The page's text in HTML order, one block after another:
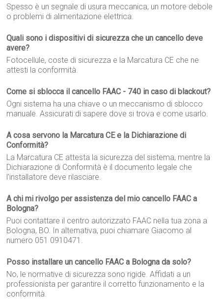
Spesso è un segnale di usura meccanica, un motore debole
o problemi di alimentazione elettrica.
Quali sono i dispositivi di sicurezza che un cancello deve
avere?
Fotocellule, coste di sicurezza e la Marcatura CE che ne
attesti la conformità.
Come si sblocca il cancello FAAC - 740 in caso di blackout?
Ogni sistema ha una chiave o un meccanismo di sblocco
manuale. Assicurati di sapere dove si trova e come usarlo.
A cosa servono la Marcatura CE e la Dichiarazione di
Conformità?
La Marcatura CE attesta la sicurezza del sistema, mentre la
Dichiarazione di Conformità è il documento legale che
l'installatore deve rilasciare.
A chi mi rivolgo per assistenza del mio cancello FAAC a
Bologna?
Puoi contattare il centro autorizzato FAAC nella tua zona a
Bologna, BO. In alternativa, puoi chiamare Giacomo al
numero 051 0910471.
Posso installare un cancello FAAC a Bologna da solo?
No, le normative di sicurezza sono rigide. Affidati a un
professionista per garantire il corretto funzionamento e la
conformità.